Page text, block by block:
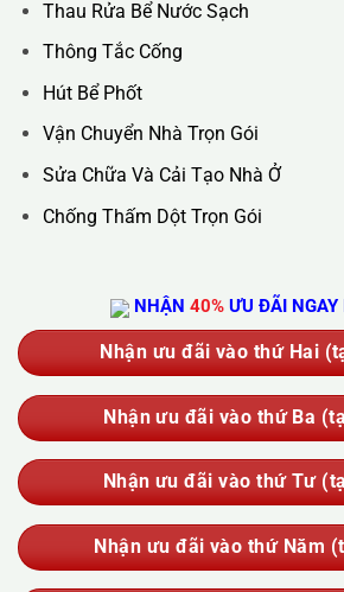
Trụ Sở Chính :36C Ngõ 89 Lê Đức Thọ
TP Hà Nội
Hotline : 0388.444.445
Vệ Sinh Công Nghiệp
Vệ Sinh Kính Nhà Cao Tầng
Đánh Bóng Và Phục Hồi Sàn Đá
Giặt Thảm, Giặt Đệm, Giặt Rèm,
Sục Rửa Đường Ống Nước Sinh
Thau Rửa Bể Nước Sạch